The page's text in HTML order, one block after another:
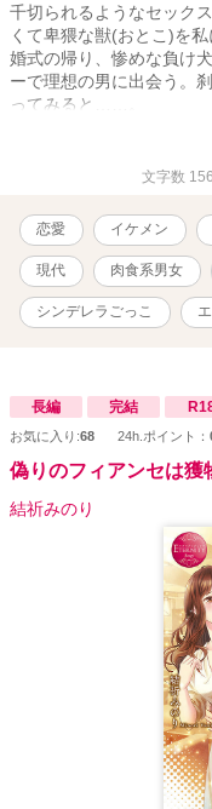
千切られるようなセック
くて卑猥な獣(おとこ)を
婚式の帰り、惨めな負け
ーで理想の男に出会う。
ってみ
ライトノベルズのほうに
文字数
恋愛 イケメン
現代 肉食系男女
シンデレラごっこ
長編 完結
お気に入り:68 24h.ポイント：
偽りのフィアンセは獲
結祈みのり